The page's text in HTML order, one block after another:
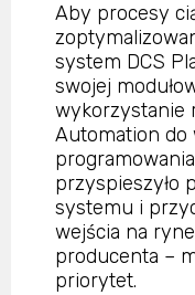
Aby procesy
system DCS
swojej
wykorzystanie
Automation do
przyspieszyło
systemu i
wejścia na
producenta –
priorytet.